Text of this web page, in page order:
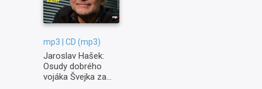
mp3 | CD (mp3)
Jaroslav Hašek:
Osudy dobrého
vojáka Švejka za